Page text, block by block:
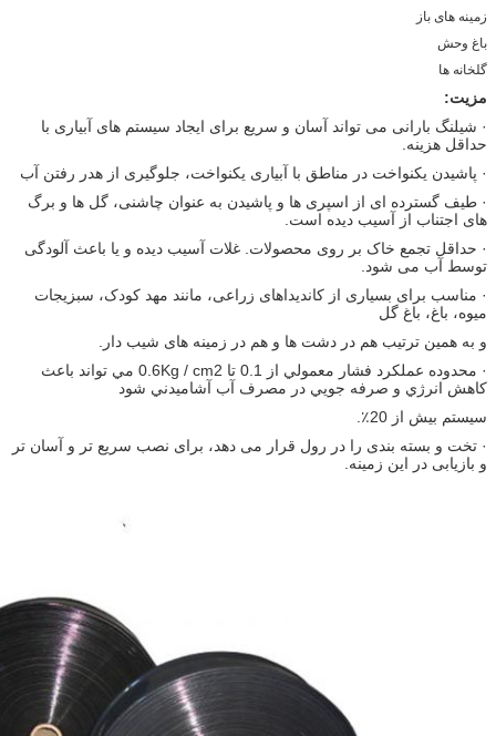
زمینه های باز
باغ وحش
گلخانه ها
مزیت:
· شیلنگ بارانی می تواند آسان و سریع برای ایجاد سیستم های آبیاری با
حداقل هزینه.
· پاشیدن یکنواخت در مناطق با آبیاری یکنواخت، جلوگیری از هدر رفتن آب
· طیف گسترده ای از اسپری ها و پاشیدن به عنوان چاشنی، گل ها و برگ
های اجتناب از آسیب دیده است.
· حداقل تجمع خاک بر روی محصولات. غلات آسیب دیده و یا باعث آلودگی
توسط آب می شود.
· مناسب برای بسیاری از کاندیداهای زراعی، مانند مهد کودک، سبزیجات
میوه، باغ، باغ گل
و به همین ترتیب هم در دشت ها و هم در زمینه های شیب دار.
· محدوده عملكرد فشار معمولي از 0.1 تا 0.6Kg / cm2 مي تواند باعث
كاهش انرژي و صرفه جويي در مصرف آب آشاميدني شود
سیستم بیش از 20٪.
· تخت و بسته بندی را در رول قرار می دهد، برای نصب سریع تر و آسان تر
و بازیابی در این زمینه.